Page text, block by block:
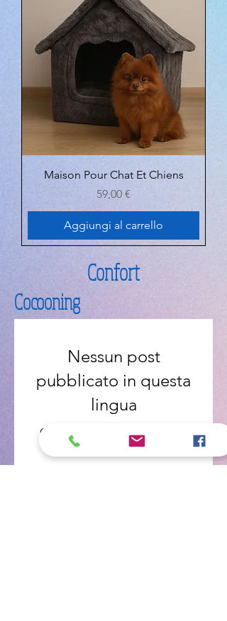
Maison Pour Chat Et Chiens
Prezzo
59,00 €
Aggiungi al carrello
Confort
Cocooning
Nessun post
pubblicato in questa
lingua
Quando verranno pubblicati i
post, li vedrai qui.